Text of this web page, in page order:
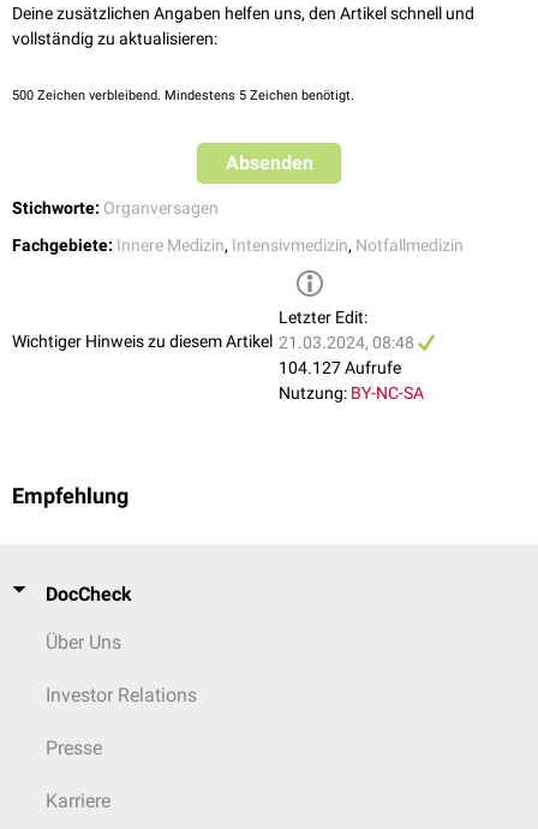
Deine zusätzlichen Angaben helfen uns, den Artikel schnell und
vollständig zu aktualisieren:
500 Zeichen verbleibend. Mindestens 5 Zeichen benötigt.
Absenden
Stichworte: Organversagen
Fachgebiete: Innere Medizin, Intensivmedizin, Notfallmedizin
Wichtiger Hinweis zu diesem Artikel
Letzter Edit:
21.03.2024, 08:48
104.127 Aufrufe
Nutzung: BY-NC-SA
Empfehlung
DocCheck
Über Uns
Investor Relations
Presse
Karriere